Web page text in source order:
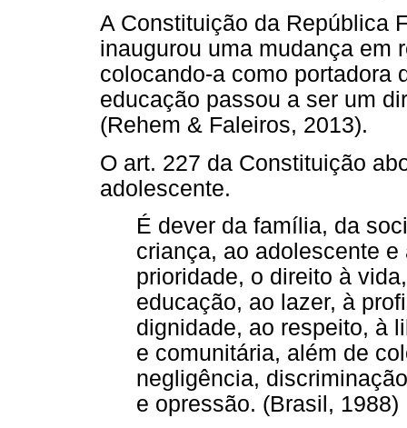
A Constituição da República
inaugurou uma mudança em
colocando-a como portadora
educação passou a ser um
(Rehem & Faleiros, 2013).
O art. 227 da Constituição
adolescente.
É dever da família, da
criança, ao adolescente
prioridade, o direito à
educação, ao lazer, à
dignidade, ao respeito, à
e comunitária, além de
negligência,
e opressão. (Brasil, 1988)